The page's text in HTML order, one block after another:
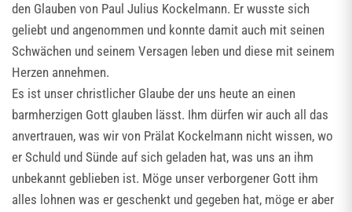
den Glauben von Paul Julius Kockelmann. Er wusste sich
geliebt und angenommen und konnte damit auch mit seinen
Schwächen und seinem Versagen leben und diese mit seinem
Herzen annehmen.
Es ist unser christlicher Glaube der uns heute an einen
barmherzigen Gott glauben lässt. Ihm dürfen wir auch all das
anvertrauen, was wir von Prälat Kockelmann nicht wissen, wo
er Schuld und Sünde auf sich geladen hat, was uns an ihm
unbekannt geblieben ist. Möge unser verborgener Gott ihm
alles lohnen was er geschenkt und gegeben hat, möge er aber